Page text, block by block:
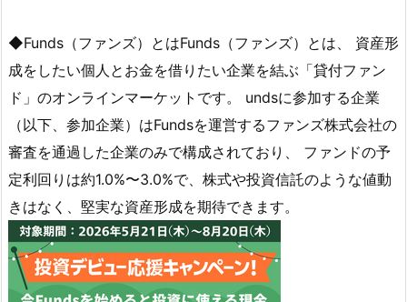
◆Funds（ファンズ）とはFunds（ファンズ）とは、 資産形
成をしたい個人とお金を借りたい企業を結ぶ「貸付ファン
ド」のオンラインマーケットです。 undsに参加する企業
（以下、参加企業）はFundsを運営するファンズ株式会社の
審査を通過した企業のみで構成されており、 ファンドの予
定利回りは約1.0%〜3.0%で、株式や投資信託のような値動
きはなく、堅実な資産形成を期待できます。